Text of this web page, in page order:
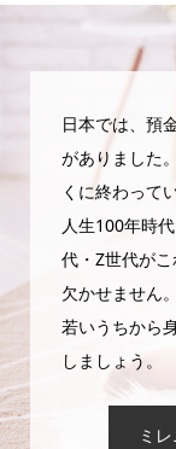
日本では、預
がありました
くに終わって
人生100年時
代・Z世代が
欠かせません。
若いうちから
しましょう。
ミ